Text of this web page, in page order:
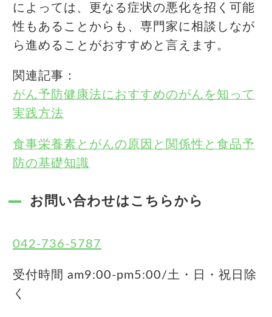
によっては、更なる症状の悪化を招く可能
性もあることからも、専門家に相談しなが
ら進めることがおすすめと言えます。
関連記事：
がん予防健康法におすすめのがんを知って
実践方法
食事栄養素とがんの原因と関係性と食品予
防の基礎知識
お問い合わせはこちらから
042-736-5787
受付時間 am9:00-pm5:00/土・日・祝日除
く